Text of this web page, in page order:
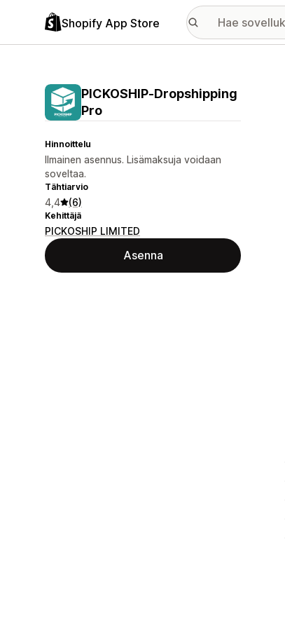
Shopify App Store
PICKOSHIP‑Dropshipping
Pro
Hinnoittelu
Ilmainen asennus. Lisämaksuja voidaan
soveltaa.
Tähtiarvio
4,4 (6)
Kehittäjä
PICKOSHIP LIMITED
Asenna